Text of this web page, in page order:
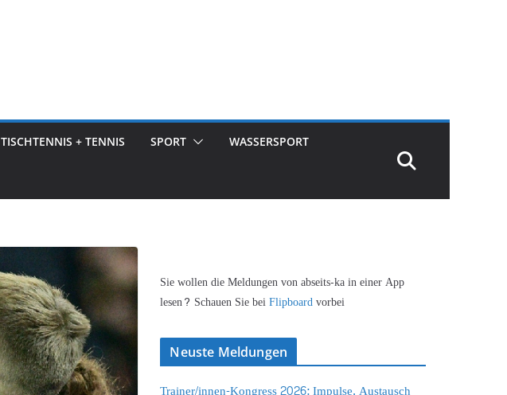
TISCHTENNIS + TENNIS SPORT WASSERSPORT
Sie wollen die Meldungen von abseits-ka in einer App
lesen? Schauen Sie beiFlipboardvorbei
Neuste Meldungen